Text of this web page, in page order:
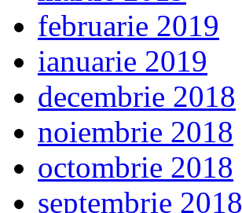
februarie 2019
ianuarie 2019
decembrie 2018
noiembrie 2018
octombrie 2018
septembrie 2018